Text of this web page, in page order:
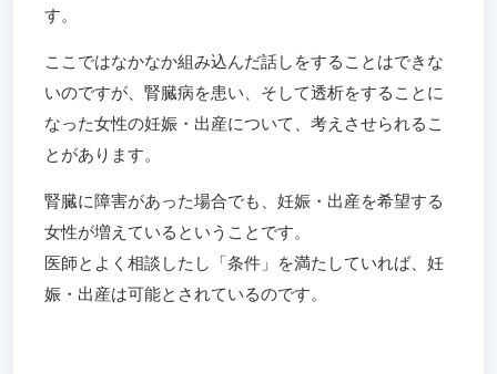
す。
ここではなかなか組み込んだ話しをすることはできな
いのですが、腎臓病を患い、そして透析をすることに
なった女性の妊娠・出産について、考えさせられるこ
とがあります。
腎臓に障害があった場合でも、妊娠・出産を希望する
女性が増えているということです。
医師とよく相談したし「条件」を満たしていれば、妊
娠・出産は可能とされているのです。